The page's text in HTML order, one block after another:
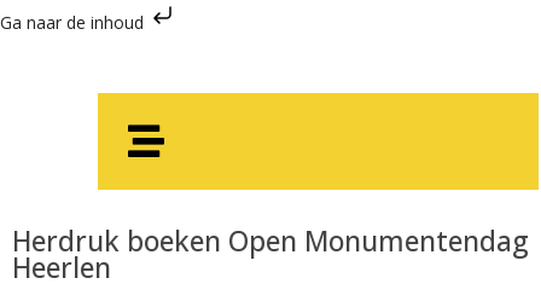
Ga naar de inhoud
Herdruk boeken Open Monumentendag
Heerlen